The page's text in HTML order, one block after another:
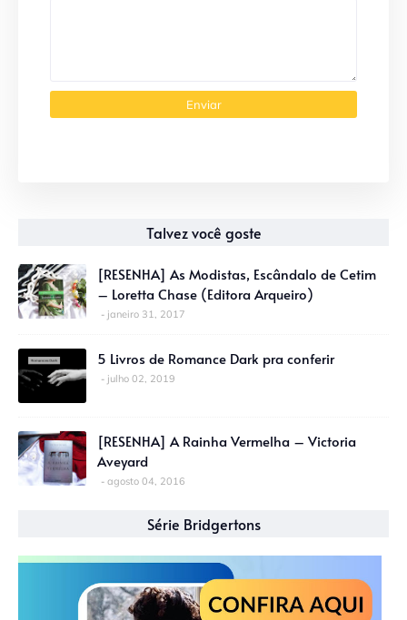
Talvez você goste
[RESENHA] As Modistas, Escândalo de Cetim
– Loretta Chase (Editora Arqueiro)
janeiro 31, 2017
5 Livros de Romance Dark pra conferir
julho 02, 2019
[RESENHA] A Rainha Vermelha – Victoria
Aveyard
agosto 04, 2016
Série Bridgertons